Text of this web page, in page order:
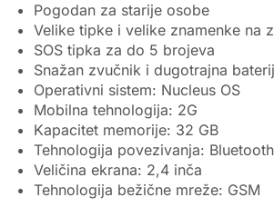
Pogodan za starije osobe
Velike tipke i velike znamenke na
SOS tipka za do 5 brojeva
Snažan zvučnik i dugotrajna
Operativni sistem: Nucleus OS
Mobilna tehnologija: 2G
Kapacitet memorije: 32 GB
Tehnologija povezivanja: Bluetooth
Veličina ekrana: 2,4 inča
Tehnologija bežične mreže: GSM